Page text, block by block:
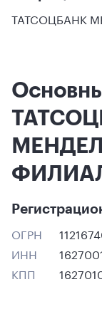
ТАТСОЦБАНК
ОГРН
ИНН
КПП